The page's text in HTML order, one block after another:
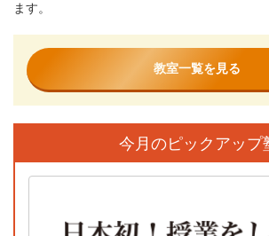
ます。
教室一覧を見る
今月のピックアップ